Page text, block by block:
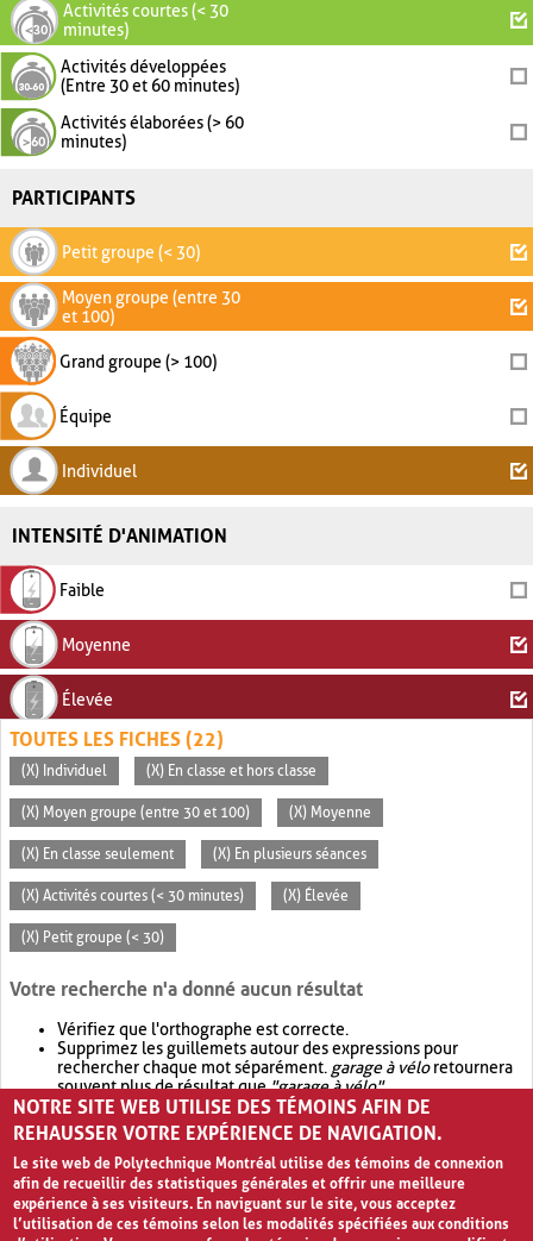
Activités courtes (< 30
minutes)
Activités développées
(Entre 30 et 60 minutes)
Activités élaborées (> 60
minutes)
PARTICIPANTS
Petit groupe (< 30)
Moyen groupe (entre 30
et 100)
Grand groupe (> 100)
Équipe
Individuel
INTENSITÉ D'ANIMATION
Faible
Moyenne
Élevée
TOUTES LES FICHES (22)
(X) Individuel (X) En classe et hors classe
(X) Moyen groupe (entre 30 et 100) (X) Moyenne
(X) En classe seulement (X) En plusieurs séances
(X) Activités courtes (< 30 minutes) (X) Élevée
(X) Petit groupe (< 30)
Votre recherche n'a donné aucun résultat
Vérifiez que l'orthographe est correcte.
Supprimez les guillemets autour des expressions pour
rechercher chaque mot séparément. garage à véloretournera
souvent plus de résultat que"garage à vélo".
Envisagez d'élargir votre recherche avec OR.garage OR vélo
retournera souvent plus de résultat quegarage à vélo
NOTRE SITE WEB UTILISE DES TÉMOINS AFIN DE
REHAUSSER VOTRE EXPÉRIENCE DE NAVIGATION.
Le site web de Polytechnique Montréal utilise des témoins de connexion
afin de recueillir des statistiques générales et offrir une meilleure
expérience à ses visiteurs. En naviguant sur le site, vous acceptez
l’utilisation de ces témoins selon les modalités spécifiées aux conditions